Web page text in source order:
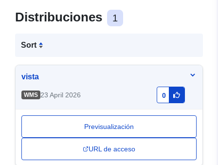
Distribuciones 1
Sort
vista
WMS 23 April 2026 0
Previsualización
URL de acceso